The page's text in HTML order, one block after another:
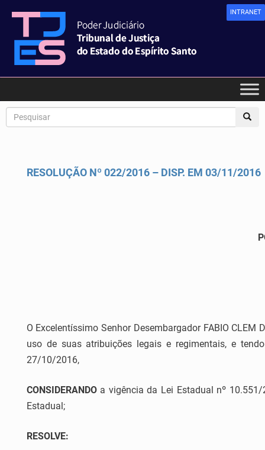
INTRANET
RESOLUÇÃO Nº 022/2016 – DISP. EM 03/11/2016
O Excelentíssimo Senhor Desembargador FABIO
uso de suas atribuições legais e regimentais, e
27/10/2016,
CONSIDERANDOa vigência da Lei Estadual nº
Estadual;
RESOLVE: